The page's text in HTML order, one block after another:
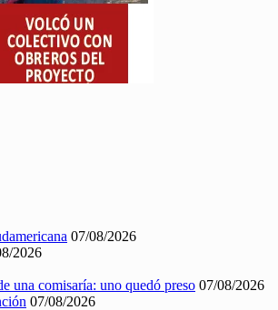
07/08/2026
2026
una comisaría: uno quedó preso 07/08/2026
07/08/2026